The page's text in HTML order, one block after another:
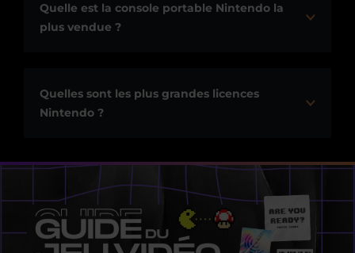
Quelle est la console portable Nintendo la
plus vendue ?
Quelles sont les plus grandes licences
Nintendo ?